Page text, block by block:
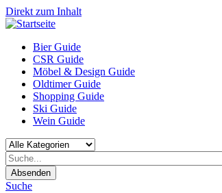
Direkt zum Inhalt
Bier Guide
CSR Guide
Möbel & Design Guide
Oldtimer Guide
Shopping Guide
Ski Guide
Wein Guide
Absenden
Suche